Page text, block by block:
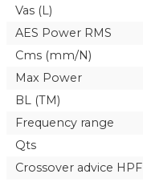
Vas (L)
AES Power RMS
Cms (mm/N)
Max Power
BL (TM)
Frequency range
Qts
Crossover advice HPF